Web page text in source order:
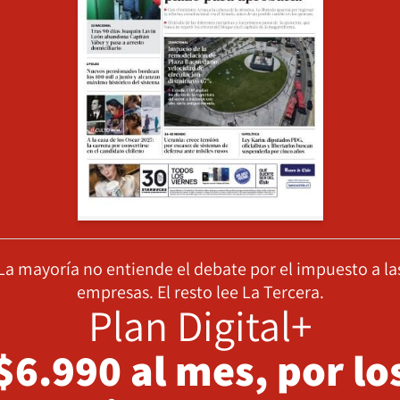
mayoría no entiende el debate por el impuesto a
empresas. El resto lee La Tercera.
Plan Digital+
al mes, por